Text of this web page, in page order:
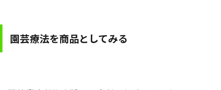
園芸療法を商品としてみる